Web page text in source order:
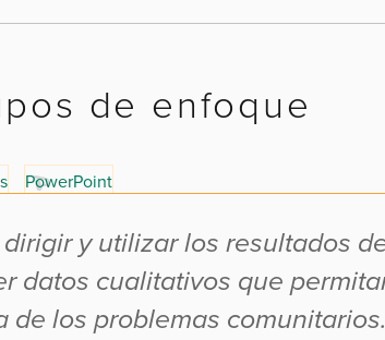
de enfoque
PowerPoint
y utilizar los resultados
datos cualitativos que
los problemas comunitarios.